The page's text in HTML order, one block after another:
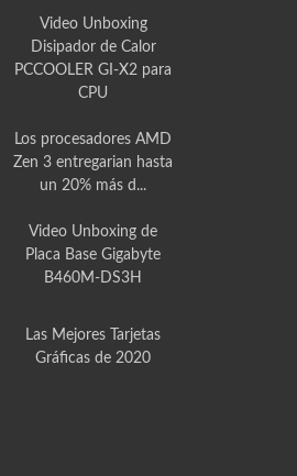
Video Unboxing
Disipador de Calor
PCCOOLER GI-X2 para
CPU
Los procesadores AMD
Zen 3 entregarian hasta
un 20% más d...
Video Unboxing de
Placa Base Gigabyte
B460M-DS3H
Las Mejores Tarjetas
Gráficas de 2020